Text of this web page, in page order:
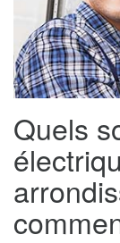
Quels